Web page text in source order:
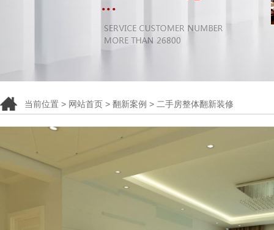
当前位置 > 网站首页 > 翻新案例 > 二手房整体翻新装修